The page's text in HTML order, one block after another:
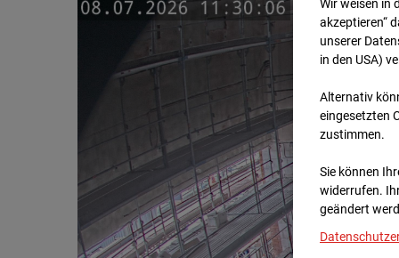
Wir weisen in
akzeptieren“
unserer
in den USA)
Alternativ
eingesetzten
zustimmen.
Sie können
widerrufen.
geändert